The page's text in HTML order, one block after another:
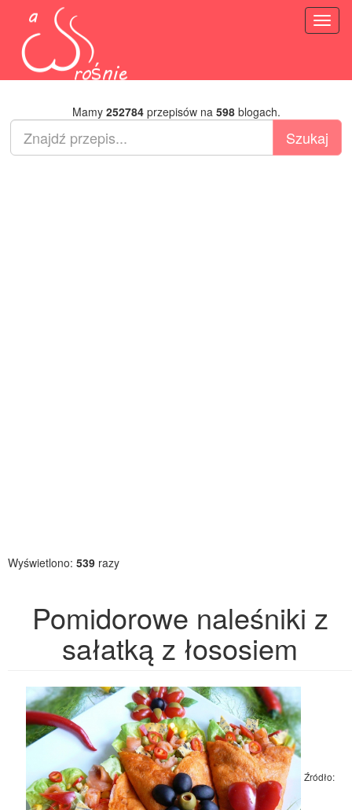
Mamy 252784przepisów na 598blogach.
Wyświetlono: 539 razy
Pomidorowe naleśniki z
sałatką z łososiem
Źródło: